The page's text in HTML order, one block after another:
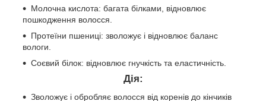
Молочна кислота: багата білками, відновлює
пошкодження волосся.
Протеїни пшениці: зволожує і відновлює баланс
вологи.
Соєвий білок: відновлює гнучкість та еластичність.
Дія:
Зволожує і обробляє волосся від коренів до кінчиків